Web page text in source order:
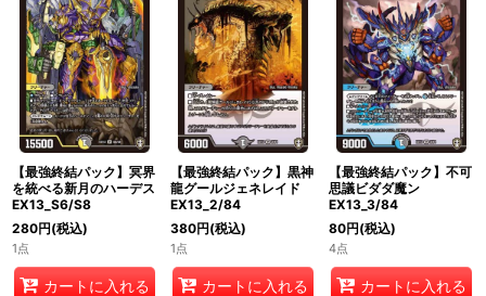
【最強終結パック】冥界
を統べる新月のハーデス
EX13_S6/S8
280円(税込)
1点
カートに入れる
【最強終結パック】黒神
龍グールジェネレイド
EX13_2/84
380円(税込)
1点
カートに入れる
【最強終結パック】不可
思議ビダダ魔ン
EX13_3/84
80円(税込)
4点
カートに入れる